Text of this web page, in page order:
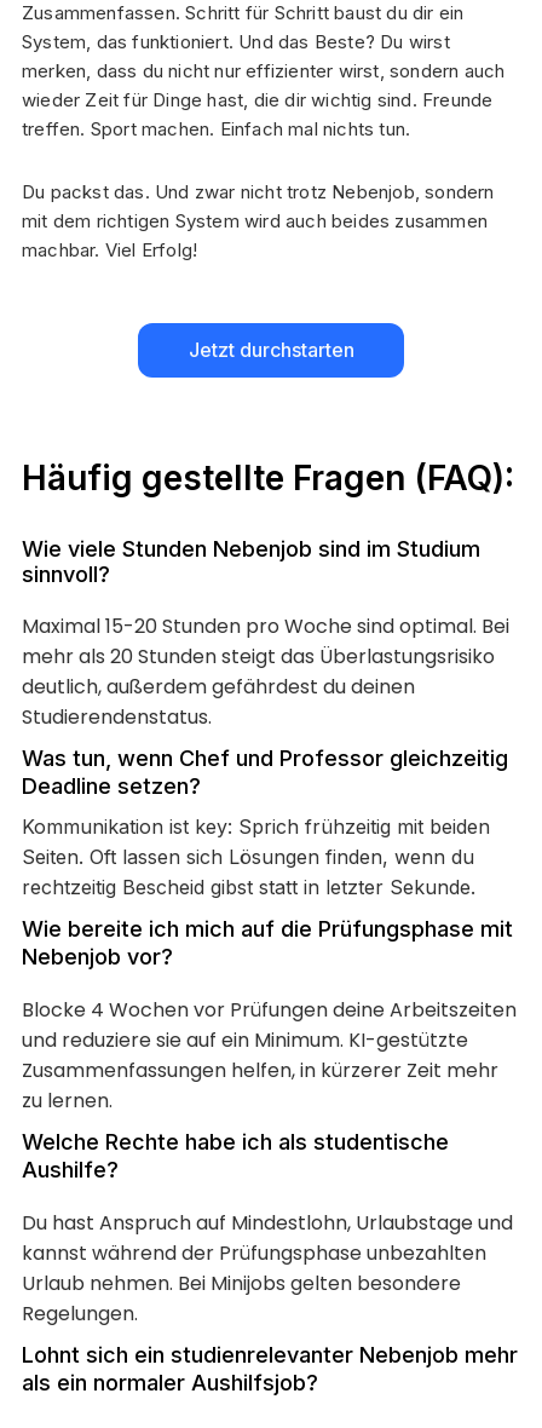
Zusammenfassen. Schritt für Schritt baust du dir ein
System, das funktioniert. Und das Beste? Du wirst
merken, dass du nicht nur effizienter wirst, sondern auch
wieder Zeit für Dinge hast, die dir wichtig sind. Freunde
treffen. Sport machen. Einfach mal nichts tun.
Du packst das. Und zwar nicht trotz Nebenjob, sondern
mit dem richtigen System wird auch beides zusammen
machbar. Viel Erfolg!
Jetzt durchstarten
Häufig gestellte Fragen (FAQ):
Wie viele Stunden Nebenjob sind im Studium
sinnvoll?
Maximal 15-20 Stunden pro Woche sind optimal. Bei
mehr als 20 Stunden steigt das Überlastungsrisiko
deutlich, außerdem gefährdest du deinen
Studierendenstatus.
Was tun, wenn Chef und Professor gleichzeitig
Deadline setzen?
Kommunikation ist key: Sprich frühzeitig mit beiden
Seiten. Oft lassen sich Lösungen finden, wenn du
rechtzeitig Bescheid gibst statt in letzter Sekunde.
Wie bereite ich mich auf die Prüfungsphase mit
Nebenjob vor?
Blocke 4 Wochen vor Prüfungen deine Arbeitszeiten
und reduziere sie auf ein Minimum. KI-gestützte
Zusammenfassungen helfen, in kürzerer Zeit mehr
zu lernen.
Welche Rechte habe ich als studentische
Aushilfe?
Du hast Anspruch auf Mindestlohn, Urlaubstage und
kannst während der Prüfungsphase unbezahlten
Urlaub nehmen. Bei Minijobs gelten besondere
Regelungen.
Lohnt sich ein studienrelevanter Nebenjob mehr
als ein normaler Aushilfsjob?